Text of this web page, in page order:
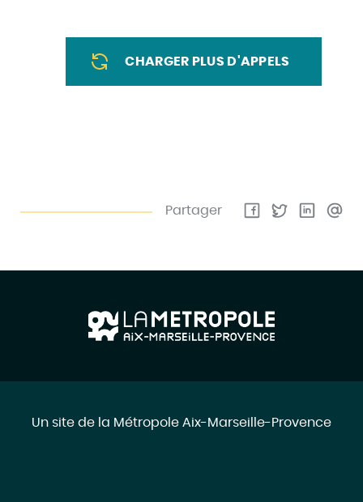
CHARGER PLUS D'APPELS
Partager
Un site de la Métropole Aix-Marseille-Provence